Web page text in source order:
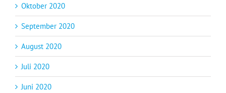
Oktober 2020
September 2020
August 2020
Juli 2020
Juni 2020